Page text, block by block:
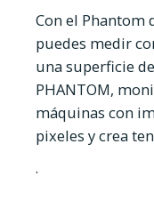
Con el Phantom
puedes medir
una superficie
PHANTOM,
máquinas con
pixeles y crea
.